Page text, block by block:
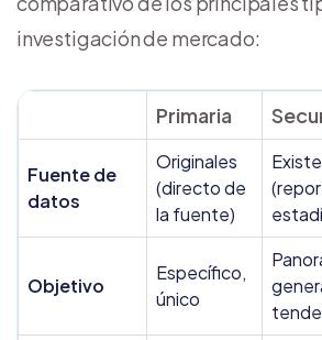
investigación de mercado:
Primaria
Fuente de
datos
Originales
(directo de
la fuente)
Objetivo
Específico,
único